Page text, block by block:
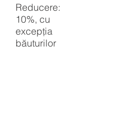
Reducere:
10%, cu
excepția
băuturilor